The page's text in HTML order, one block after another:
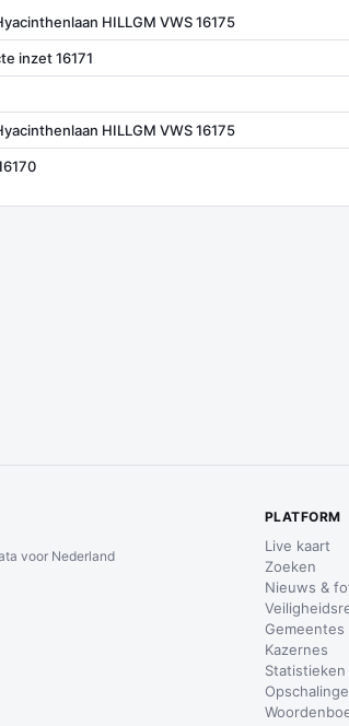
HILLGM VWS 16175
inzet 16171
HILLGM VWS 16175
voor Nederland
PLATFORM
Live kaart
Zoeken
Nieuws &
Gemeentes
Kazernes
Statistieken